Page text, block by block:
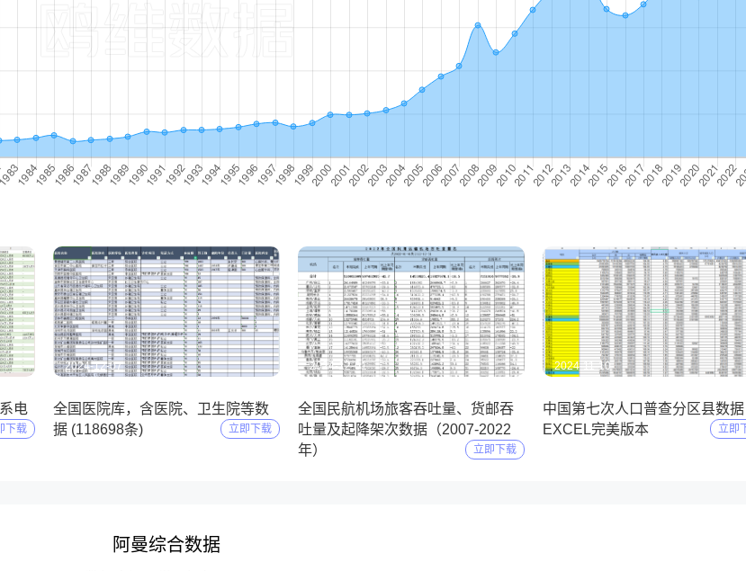
电
下载
2024-12-07
全国医院库，含医院、卫生院等数
据 (118698条)
立即下载
2024-12-01
全国民航机场旅客吞吐量、货邮吞
吐量及起降架次数据（2007-2022
年）
立即下载
2024-11-10
中国第七次人口普查分区县数据
EXCEL完美版本
立即
阿曼综合数据